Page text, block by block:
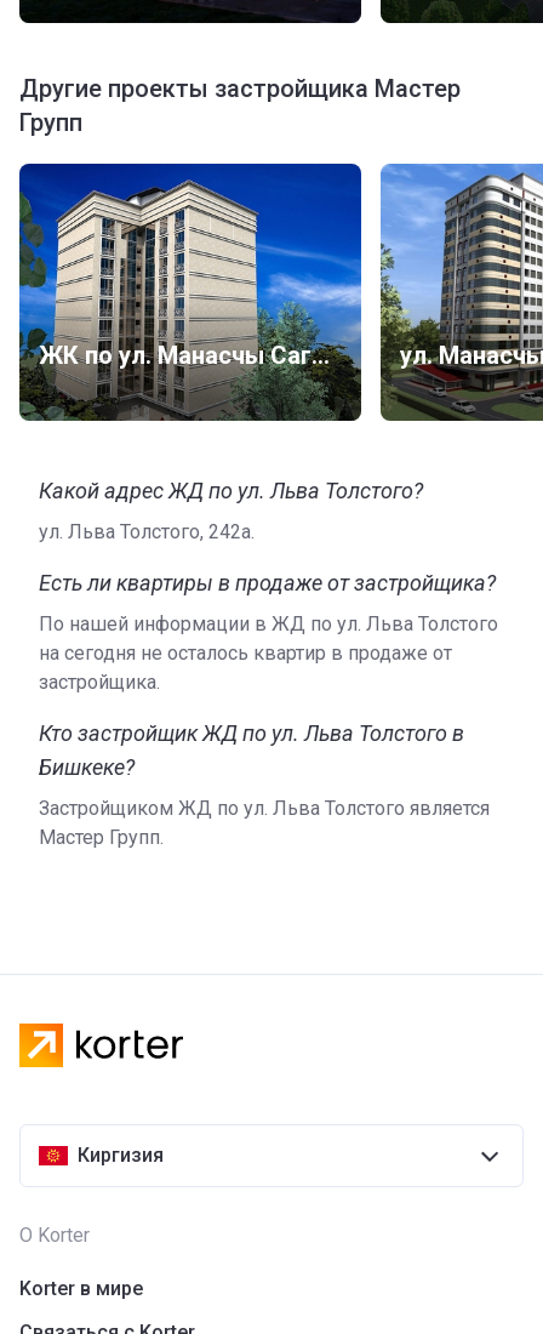
Другие проекты застройщика Мастер
Групп
ЖК по ул. Манасчы Сагымбая, 125 ул.
Какой адрес ЖД по ул. Льва Толстого?
ул. Льва Толстого, 242а.
Есть ли квартиры в продаже от застройщика?
По нашей информации в ЖД по ул. Льва Толстого
на сегодня не осталось квартир в продаже от
застройщика.
Кто застройщик ЖД по ул. Льва Толстого в
Бишкеке?
Застройщиком ЖД по ул. Льва Толстого является
Мастер Групп.
Киргизия
О Korter
Korter в мире